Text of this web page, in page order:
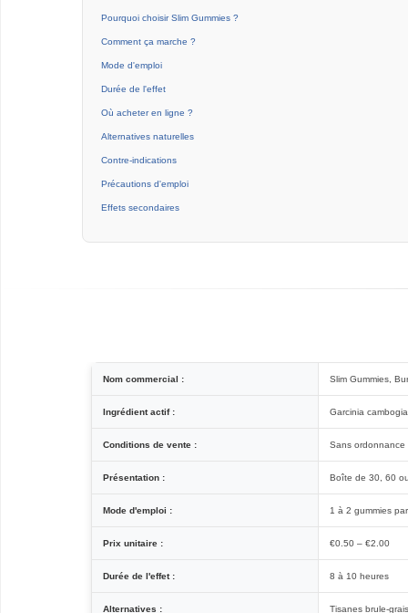
Pourquoi choisir Slim Gummies ?
Comment ça marche ?
Mode d'emploi
Durée de l'effet
Où acheter en ligne ?
Alternatives naturelles
Contre-indications
Précautions d'emploi
Effets secondaires
Nom commercial : Slim Gummies,
Ingrédient actif : Garcinia
Conditions de vente : Sans ordonnance
Présentation : Boîte de 30, 60
Mode d'emploi : 1 à 2 gummies
Prix unitaire : €0.50 – €2.00
Durée de l'effet : 8 à 10 heures
Alternatives : Tisanes brule-